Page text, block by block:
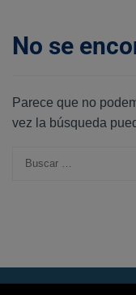
No se
Parece que no
vez la búsqueda